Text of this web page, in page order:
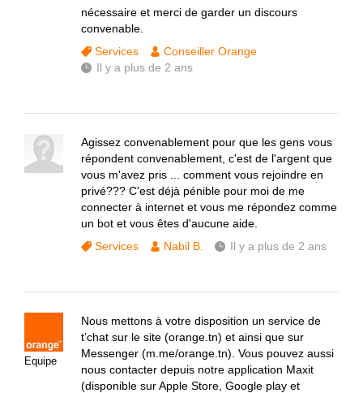
nécessaire et merci de garder un discours
convenable.
Services
Conseiller Orange
Il y a plus de 2 ans
Agissez convenablement pour que les gens vous
répondent convenablement, c'est de l'argent que
vous m'avez pris ... comment vous rejoindre en
privé??? C'est déjà pénible pour moi de me
connecter à internet et vous me répondez comme
un bot et vous êtes d'aucune aide.
Services
Nabil B. Il y a plus de 2 ans
Equipe
Nous mettons à votre disposition un service de
t’chat sur le site (orange.tn) et ainsi que sur
Messenger (m.me/orange.tn). Vous pouvez aussi
nous contacter depuis notre application Maxit
(disponible sur Apple Store, Google play et